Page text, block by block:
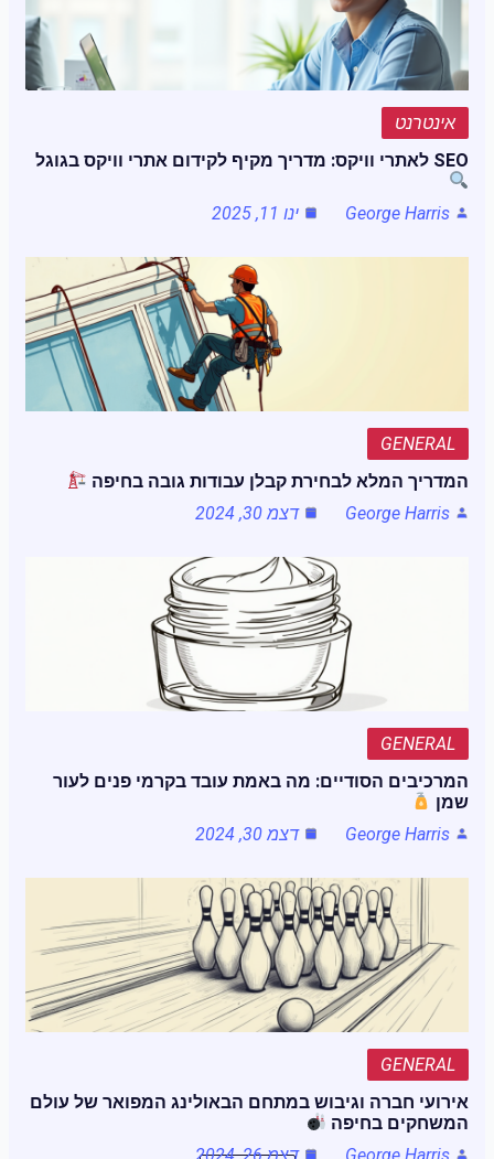
אינטרנט
SEO לאתרי וויקס: מדריך מקיף לקידום אתרי וויקס בגוגל
George Harris ינו 11, 2025
GENERAL
המדריך המלא לבחירת קבלן עבודות גובה בחיפה
George Harris
דצמ 30, 2024
GENERAL
המרכיבים הסודיים: מה באמת עובד בקרמי פנים לעור
שמן
George Harris
דצמ 30, 2024
GENERAL
אירועי חברה וגיבוש במתחם הבאולינג המפואר של עולם
המשחקים בחיפה
George Harris
דצמ 26, 2024